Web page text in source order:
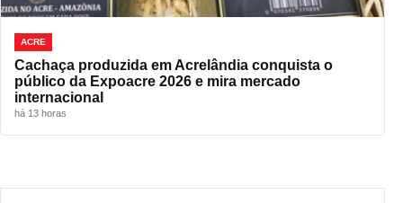
ACRE
Cachaça produzida em Acrelândia conquista o
público da Expoacre 2026 e mira mercado
internacional
há 13 horas